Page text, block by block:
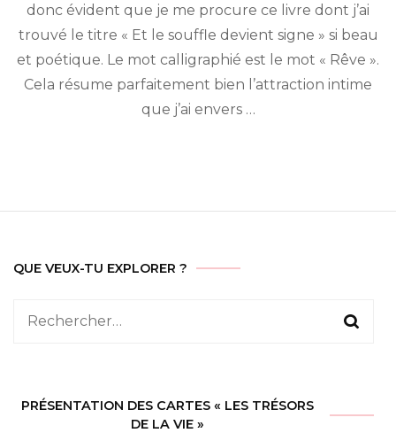
signe
de
François
Cheng
donc évident que je me procure ce livre dont j’ai
trouvé le titre « Et le souffle devient signe » si beau
et poétique. Le mot calligraphié est le mot « Rêve ».
Cela résume parfaitement bien l’attraction intime
que j’ai envers …
QUE VEUX-TU EXPLORER ?
Rechercher :
PRÉSENTATION DES CARTES « LES TRÉSORS
DE LA VIE »